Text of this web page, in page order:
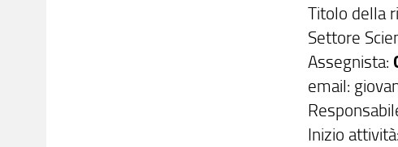
Titolo della
Settore
Assegnista:
email:
Inizio